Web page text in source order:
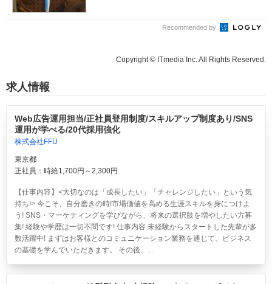
Recommended by
Copyright © ITmedia Inc. All Rights Reserved.
求人情報
Web広告運用担当/正社員登用制度/スキルアップ制度あり/SNS
運用が学べる/20代採用強化
株式会社FFU
東京都
正社員：時給1,700円～2,300円
【仕事内容】<大切なのは「成長したい」「チャレンジしたい」という気
持ち!> 今こそ、自分磨きの時!市場価値を高める生涯スキルを身につけよ
う! SNS・マーケティングを学びながら、将来の選択肢を増やしたい方募
集! 経験や学歴は一切不問です! 仕事内容 未経験からスタートした先輩が多
数活躍中! まずはお客様とのコミュニケーション業務を通じて、ビジネス
の基礎を学んでいただきます。 その後、...